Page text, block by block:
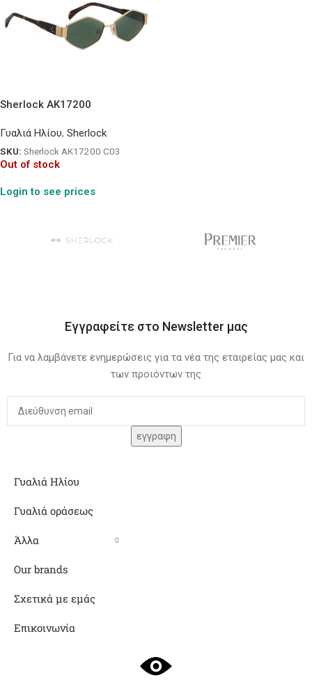
Sherlock AK17200
Γυαλιά Ηλίου, Sherlock
SKU: Sherlock AK17200 C03
Out of stock
Login to see prices
Εγγραφείτε στο Newsletter μας
Για να λαμβάνετε ενημερώσεις για τα νέα της εταιρείας μας και
των προιόντων της
Γυαλιά Ηλίου
Γυαλιά οράσεως
Άλλα
Our brands
Σχετικά με εμάς
Επικοινωνία